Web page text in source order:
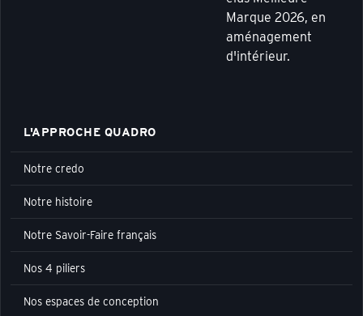
Marque 2026, en
aménagement
d'intérieur.
L'APPROCHE QUADRO
Notre credo
Notre histoire
Notre Savoir-Faire français
Nos 4 piliers
Nos espaces de conception